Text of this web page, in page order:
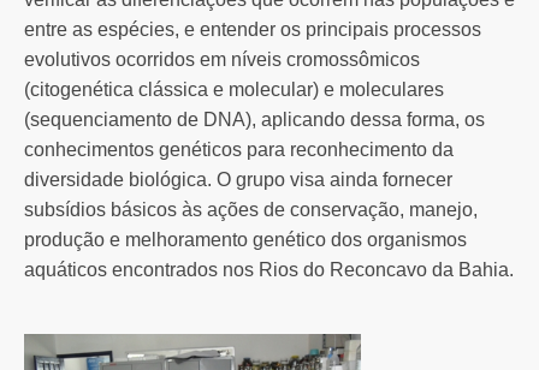
entre as espécies, e entender os principais processos
evolutivos ocorridos em níveis cromossômicos
(citogenética clássica e molecular) e moleculares
(sequenciamento de DNA), aplicando dessa forma, os
conhecimentos genéticos para reconhecimento da
diversidade biológica. O grupo visa ainda fornecer
subsídios básicos às ações de conservação, manejo,
produção e melhoramento genético dos organismos
aquáticos encontrados nos Rios do Reconcavo da Bahia.